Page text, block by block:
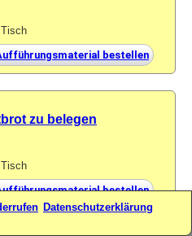
bestellen
zu belegen
bestellen
Datenschutzerklärung